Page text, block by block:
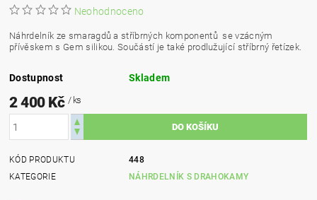
Neohodnoceno
Náhrdelník ze smaragdů a stříbrných komponentů se vzácným
přívěskem s Gem silikou. Součástí je také prodlužující stříbrný řetízek.
Dostupnost Skladem
2 400 Kč / ks
KÓD PRODUKTU
448
KATEGORIE
NÁHRDELNÍK S DRAHOKAMY